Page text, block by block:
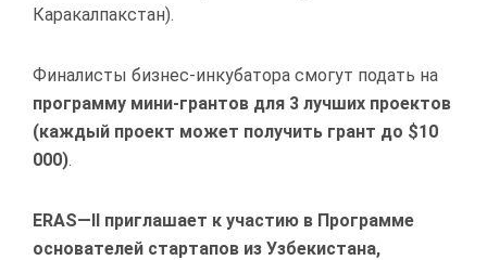
Каракалпакстан).
Финалисты бизнес-инкубатора смогут подать на
программу мини-грантов для 3 лучших проектов
(каждый проект может получить грант до $10
000).
ERAS—II приглашает к участию в Программе
основателей стартапов из Узбекистана,